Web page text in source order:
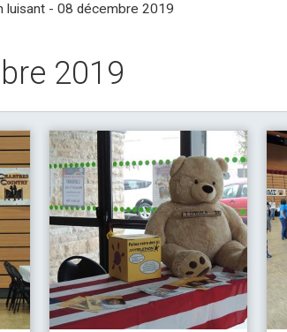
luisant - 08 décembre 2019
2019